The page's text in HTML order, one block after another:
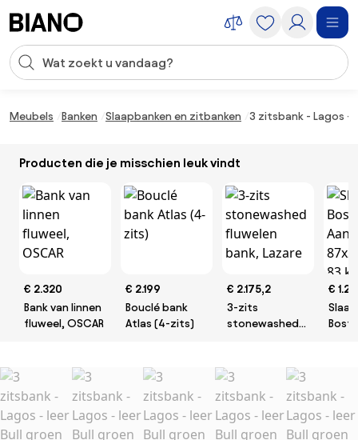
Zoekopdracht invoeren
Meubels Banken Slaapbanken en zitbanken 3 zitsbank - Lagos -
Producten die je misschien leuk vindt
€ 2.320
Bank van linnen
fluweel, OSCAR
€ 2.199
Bouclé bank
Atlas (4-zits)
€ 2.175,2
3-zits
stonewashed
€